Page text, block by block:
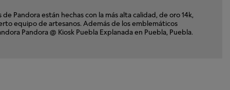
Pandora están hechas con la más alta calidad, de oro 14k,
equipo de artesanos. Además de los emblemáticos
Pandora @ Kiosk Puebla Explanada en Puebla, Puebla.